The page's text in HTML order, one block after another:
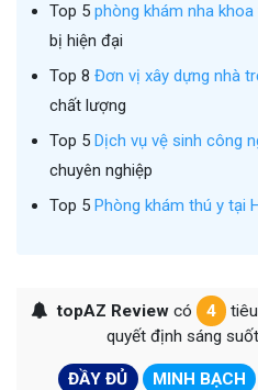
Top 5 phòng khám nha khoa
bị hiện đại
Top 8 Đơn vị xây dựng nhà
chất lượng
Top 5 Dịch vụ vệ sinh công
chuyên nghiệp
Top 5 Phòng khám thú y tại
topAZ Reviewcó 4
quyết định sáng
ĐẦY ĐỦ MINH BẠCH